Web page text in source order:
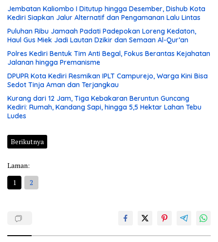
Jembatan Kaliombo I Ditutup hingga Desember, Dishub Kota
Kediri Siapkan Jalur Alternatif dan Pengamanan Lalu Lintas
Puluhan Ribu Jamaah Padati Padepokan Loreng Kedaton,
Haul Gus Miek Jadi Lautan Dzikir dan Semaan Al-Qur’an
Polres Kediri Bentuk Tim Anti Begal, Fokus Berantas Kejahatan
Jalanan hingga Premanisme
DPUPR Kota Kediri Resmikan IPLT Campurejo, Warga Kini Bisa
Sedot Tinja Aman dan Terjangkau
Kurang dari 12 Jam, Tiga Kebakaran Beruntun Guncang
Kediri: Rumah, Kandang Sapi, hingga 5,5 Hektar Lahan Tebu
Ludes
Berikutnya
Laman:
1
2